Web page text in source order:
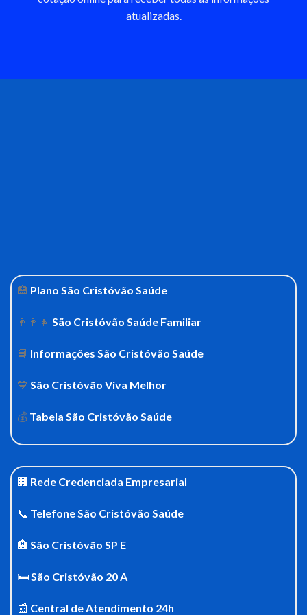
atualizadas.
🏥 Plano São Cristóvão Saúde
👨‍👩‍👧 São Cristóvão Saúde Familiar
📘 Informações São Cristóvão Saúde
💙 São Cristóvão Viva Melhor
💰 Tabela São Cristóvão Saúde
🏢 Rede Credenciada Empresarial
📞 Telefone São Cristóvão Saúde
🏨 São Cristóvão SP E
🛏️ São Cristóvão 20 A
📰 Central de Atendimento 24h